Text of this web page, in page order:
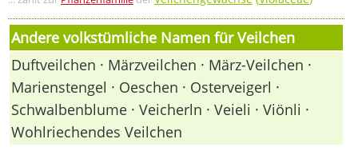
Andere volkstümliche Namen für Veilchen
Duftveilchen · Märzveilchen · März-Veilchen ·
Marienstengel · Oeschen · Osterveigerl ·
Schwalbenblume · Veicherln · Veieli · Viönli ·
Wohlriechendes Veilchen